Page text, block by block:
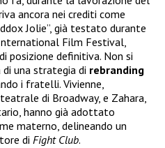
ancora nei crediti come
Jolie”, già testato durante
Film Festival,
posizione definitiva. Non si
una strategia di rebranding
i fratelli. Vivienne,
di Broadway, e Zahara,
hanno già adottato
materno, delineando un
di Fight Club.